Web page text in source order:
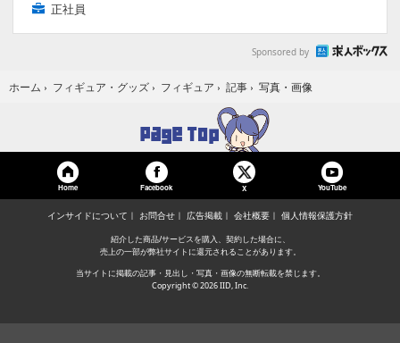
正社員
Sponsored by
ホーム › フィギュア・グッズ › フィギュア › 記事 › 写真・画像
Home Facebook X YouTube
インサイドについて お問合せ 広告掲載 会社概要 個人情報保護方針
紹介した商品/サービスを購入、契約した場合に、
売上の一部が弊社サイトに還元されることがあります。
当サイトに掲載の記事・見出し・写真・画像の無断転載を禁じます。
Copyright © 2026 IID, Inc.